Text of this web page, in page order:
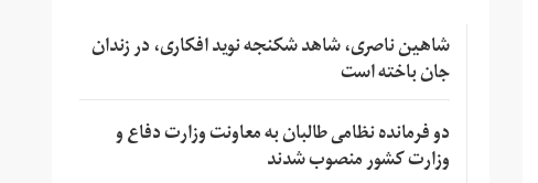
شاهین ناصری، شاهد شکنجه نوید افکاری، در زندان
جان باخته است
دو فرمانده نظامی طالبان به معاونت وزارت دفاع و
وزارت کشور منصوب شدند